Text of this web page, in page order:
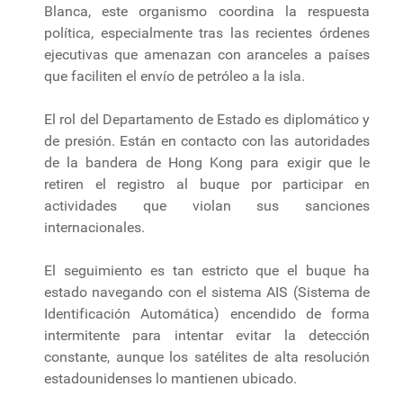
Blanca, este organismo coordina la respuesta
política, especialmente tras las recientes órdenes
ejecutivas que amenazan con aranceles a países
que faciliten el envío de petróleo a la isla.
El rol del Departamento de Estado es diplomático y
de presión. Están en contacto con las autoridades
de la bandera de Hong Kong para exigir que le
retiren el registro al buque por participar en
actividades que violan sus sanciones
internacionales.
El seguimiento es tan estricto que el buque ha
estado navegando con el sistema AIS (Sistema de
Identificación Automática) encendido de forma
intermitente para intentar evitar la detección
constante, aunque los satélites de alta resolución
estadounidenses lo mantienen ubicado.